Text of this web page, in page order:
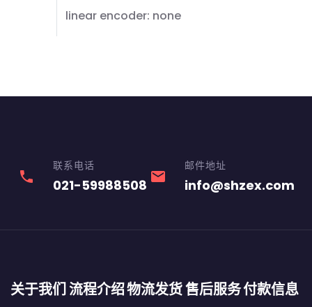
linear encoder: none
phone
联系电话
021-59988508 email
邮件地址
info@shzex.com
关于我们流程介绍物流发货售后服务付款信息